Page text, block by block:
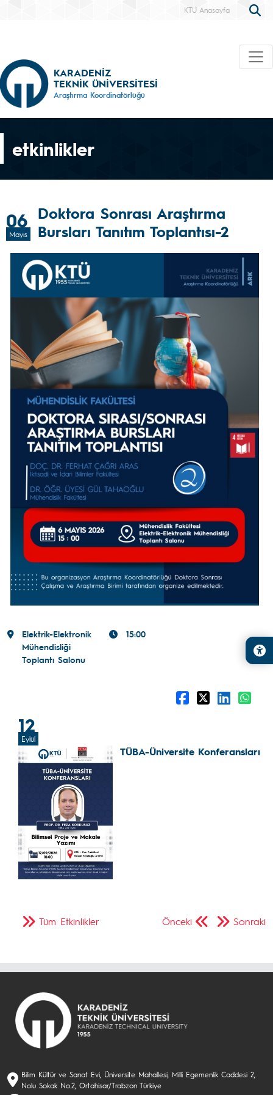
KTÜ Anasayfa
KARADENİZ
TEKNİK ÜNİVERSİTESİ
Araştırma Koordinatörlüğü
etkinlikler
06
Mayıs
Doktora Sonrası Araştırma
Bursları Tanıtım Toplantısı-2
Elektrik-Elektronik
Mühendisliği
Toplantı Salonu
15:00
12
Eylül
TÜBA-Üniversite Konferansları
Önceki Sonraki
Tüm Etkinlikler
Bilim Kültür ve Sanat Evi, Üniversite Mahallesi, Milli Egemenlik Caddesi 2,
Nolu Sokak No.2, Ortahisar/Trabzon Türkiye